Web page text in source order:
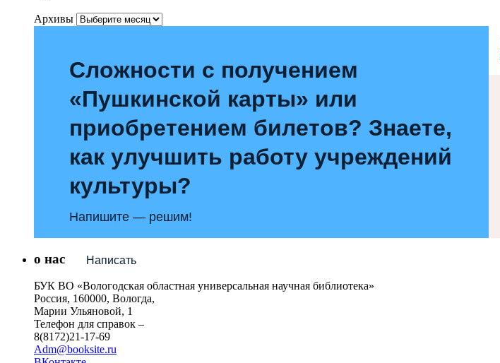
Архивы
Сложности с получением
«Пушкинской карты» или
приобретением билетов? Знаете,
как улучшить работу учреждений
культуры?
Напишите — решим!
Написать
о нас
БУК ВО «Вологодская областная универсальная научная библиотека»
Россия, 160000, Вологда,
Марии Ульяновой, 1
Телефон для справок –
8(8172)21-17-69
Adm@booksite.ru